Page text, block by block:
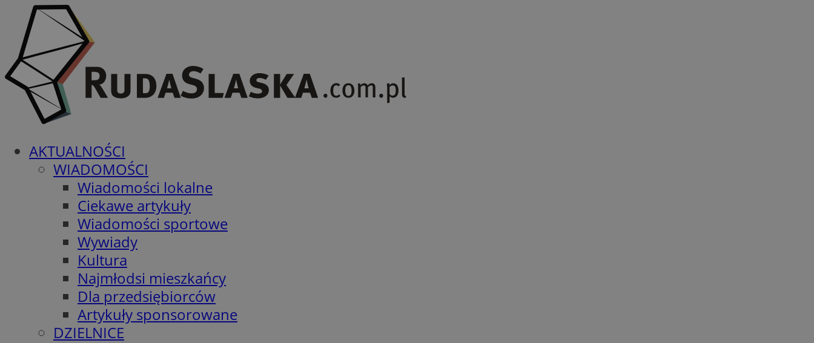
AKTUALNOŚCI
WIADOMOŚCI
Wiadomości lokalne
Ciekawe artykuły
Wiadomości sportowe
Wywiady
Kultura
Najmłodsi mieszkańcy
Dla przedsiębiorców
Artykuły sponsorowane
DZIELNICE